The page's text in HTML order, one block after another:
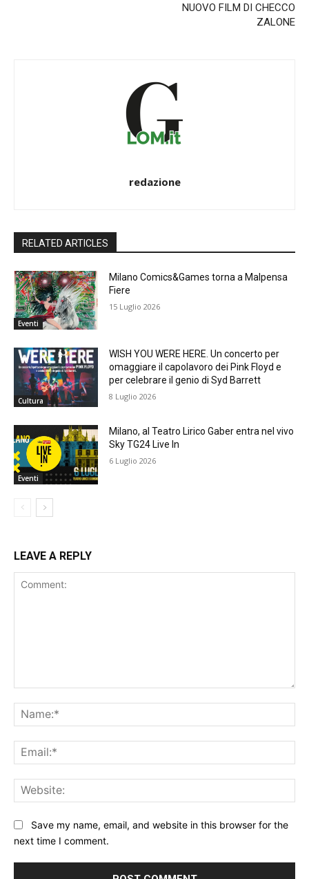
NUOVO FILM DI CHECCO
ZALONE
redazione
RELATED ARTICLES
Eventi
Milano Comics&Games torna a Malpensa
Fiere
15 Luglio 2026
Cultura
WISH YOU WERE HERE. Un concerto per
omaggiare il capolavoro dei Pink Floyd e
per celebrare il genio di Syd Barrett
8 Luglio 2026
Eventi
Milano, al Teatro Lirico Gaber entra nel vivo
Sky TG24 Live In
6 Luglio 2026
LEAVE A REPLY
Save my name, email, and website in this browser for the
next time I comment.